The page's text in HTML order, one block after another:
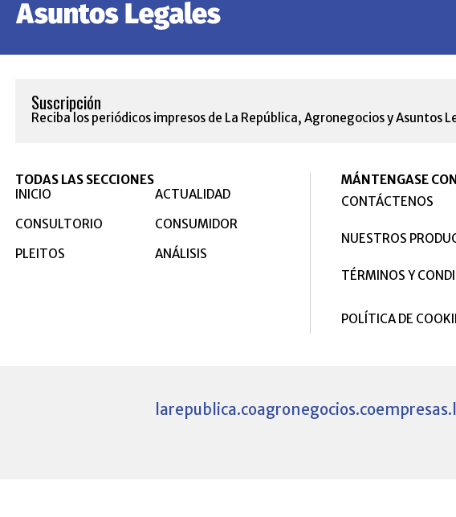
Suscripción
Reciba los periódicos impresos de La República, Agronegocios y Asuntos
TODAS LAS SECCIONES
INICIO
ACTUALIDAD
CONSULTORIO
CONSUMIDOR
PLEITOS
ANÁLISIS
MÁNTENGASE
CONTÁCTENOS
NUESTROS
TÉRMINOS Y
POLÍTICA DE
larepublica.coagronegocios.co